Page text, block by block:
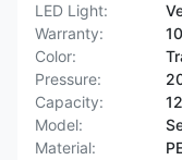
LED Light:
Warranty:
Color:
Pressure:
Capacity:
Model:
Material: